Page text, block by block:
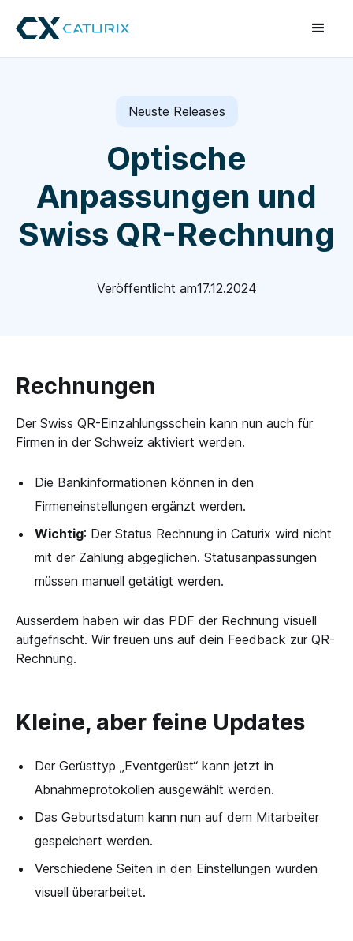
Neuste Releases
Optische
Anpassungen und
Swiss QR-Rechnung
Veröffentlicht am17.12.2024
Rechnungen
Der Swiss QR-Einzahlungsschein kann nun auch für
Firmen in der Schweiz aktiviert werden.
Die Bankinformationen können in den
Firmeneinstellungen ergänzt werden.
Wichtig: Der Status Rechnung in Caturix wird nicht
mit der Zahlung abgeglichen. Statusanpassungen
müssen manuell getätigt werden.
Ausserdem haben wir das PDF der Rechnung visuell
aufgefrischt. Wir freuen uns auf dein Feedback zur QR-
Rechnung.
Kleine, aber feine Updates
Der Gerüsttyp „Eventgerüst“ kann jetzt in
Abnahmeprotokollen ausgewählt werden.
Das Geburtsdatum kann nun auf dem Mitarbeiter
gespeichert werden.
Verschiedene Seiten in den Einstellungen wurden
visuell überarbeitet.